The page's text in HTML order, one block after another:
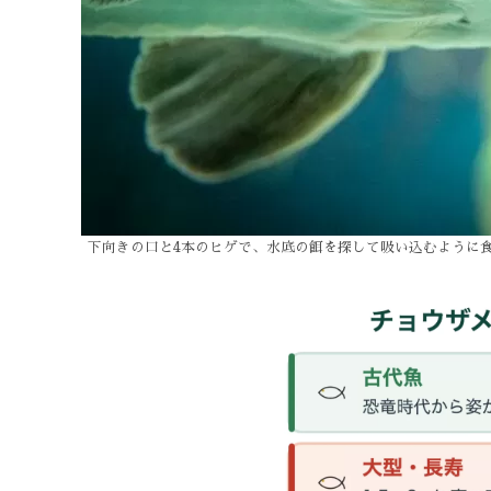
下向きの口と4本のヒゲで、水底の餌を探して吸い込むように